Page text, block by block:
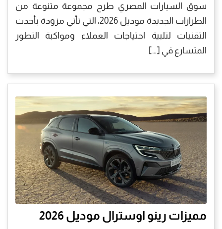
سوق السيارات المصري طرح مجموعة متنوعة من
الطرازات الجديدة موديل 2026، التي تأتي مزودة بأحدث
التقنيات لتلبية احتياجات العملاء ومواكبة التطور
المتسارع في […]
مميزات رينو اوسترال موديل 2026